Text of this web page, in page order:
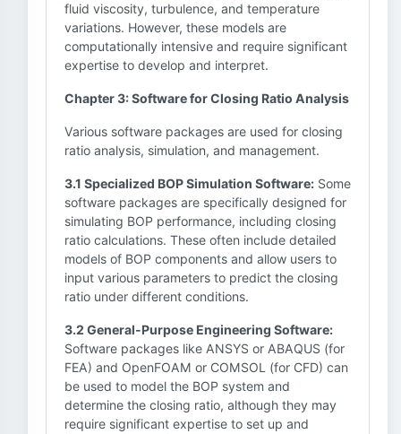
fluid viscosity, turbulence, and temperature
variations. However, these models are
computationally intensive and require significant
expertise to develop and interpret.
Chapter 3: Software for Closing Ratio Analysis
Various software packages are used for closing
ratio analysis, simulation, and management.
3.1 Specialized BOP Simulation Software: Some
software packages are specifically designed for
simulating BOP performance, including closing
ratio calculations. These often include detailed
models of BOP components and allow users to
input various parameters to predict the closing
ratio under different conditions.
3.2 General-Purpose Engineering Software:
Software packages like ANSYS or ABAQUS (for
FEA) and OpenFOAM or COMSOL (for CFD) can
be used to model the BOP system and
determine the closing ratio, although they may
require significant expertise to set up and